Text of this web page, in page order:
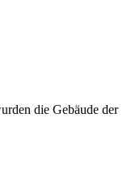
die Gebäude der